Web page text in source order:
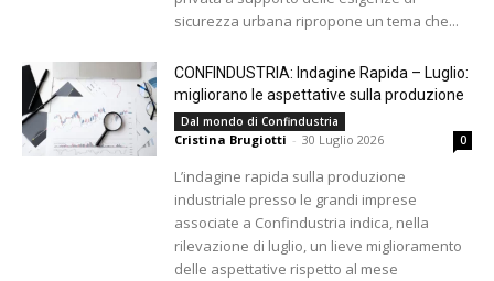
sicurezza urbana ripropone un tema che...
CONFINDUSTRIA: Indagine Rapida – Luglio:
migliorano le aspettative sulla produzione
Dal mondo di Confindustria
Cristina Brugiotti - 30 Luglio 2026 0
L’indagine rapida sulla produzione
industriale presso le grandi imprese
associate a Confindustria indica, nella
rilevazione di luglio, un lieve miglioramento
delle aspettative rispetto al mese